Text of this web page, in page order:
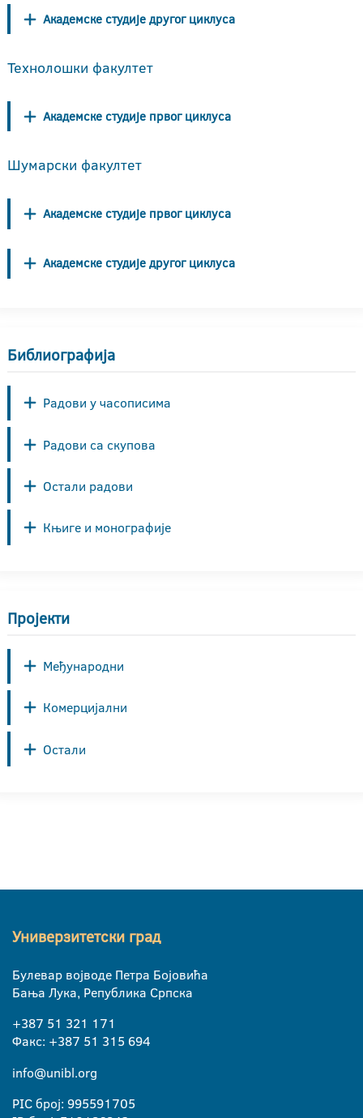
Академске студије другог циклуса
Технолошки факултет
Академске студије првог циклуса
Шумарски факултет
Академске студије првог циклуса
Академске студије другог циклуса
Библиографија
Радови у часописима
Радови са скупова
Остали радови
Књиге и монографије
Пројекти
Међународни
Комерцијални
Остали
Универзитетски град
Булевар војводе Петра Бојовића
Бања Лука, Република Српска
+387 51 321 171
Факс: +387 51 315 694
info@unibl.org
PIC број: 995591705